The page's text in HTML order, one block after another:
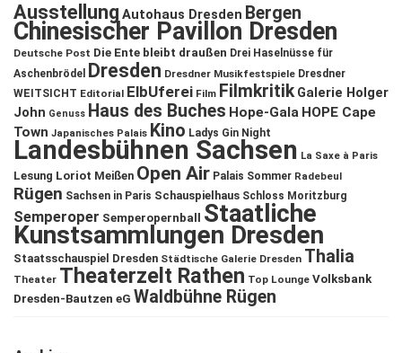
Ausstellung Autohaus Dresden Bergen
Chinesischer Pavillon Dresden
Deutsche Post Die Ente bleibt draußen Drei Haselnüsse für
Aschenbrödel
Dresden Dresdner Musikfestspiele Dresdner
WEITSICHT Editorial ElbUferei Film Filmkritik Galerie Holger
John Genuss Haus des Buches Hope-Gala HOPE Cape
Town Japanisches Palais Kino Ladys Gin Night
Landesbühnen Sachsen La Saxe à Paris
Lesung Loriot Meißen Open Air Palais Sommer Radebeul
Rügen Sachsen in Paris Schauspielhaus Schloss Moritzburg
Semperoper Semperopernball Staatliche
Kunstsammlungen Dresden
Staatsschauspiel Dresden Städtische Galerie Dresden Thalia
Theater Theaterzelt Rathen Top Lounge Volksbank
Dresden-Bautzen eG Waldbühne Rügen